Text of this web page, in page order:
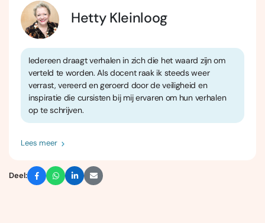
Hetty Kleinloog
Iedereen draagt verhalen in zich die het waard zijn om
verteld te worden. Als docent raak ik steeds weer
verrast, vereerd en geroerd door de veiligheid en
inspiratie die cursisten bij mij ervaren om hun verhalen
op te schrijven.
Lees meer
Deel: